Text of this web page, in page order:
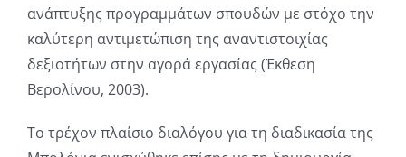
ανάπτυξης προγραμμάτων σπουδών με στόχο την
καλύτερη αντιμετώπιση της αναντιστοιχίας
δεξιοτήτων στην αγορά εργασίας (Έκθεση
Βερολίνου, 2003).
Το τρέχον πλαίσιο διαλόγου για τη διαδικασία της